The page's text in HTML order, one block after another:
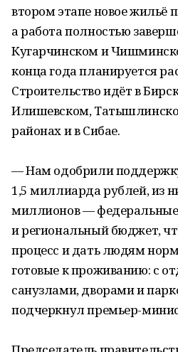
втором этапе новое жильё
а работа полностью
Кугарчинском и
конца года планируется
Строительство идёт в
Илишевском,
районах и в Сибае.
— Нам одобрили
1,5 миллиарда рублей, из
миллионов — федеральные
и региональный бюджет,
процесс и дать людям
готовые к проживанию: с
санузлами, дворами и
подчеркнул премьер-